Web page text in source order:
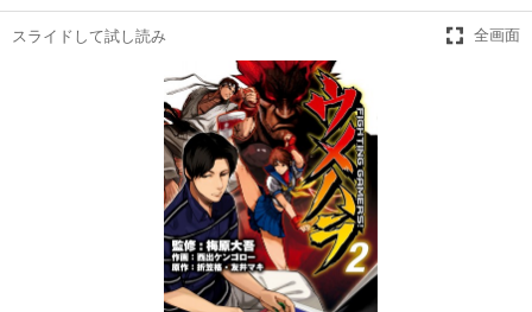
スライドして試し読み 全画面